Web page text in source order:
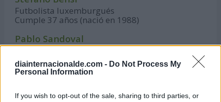
diainternacionalde.com - Do Not Process My
Personal Information
If you wish to opt-out of the sale, sharing to third parties, or
Futbolista luxemburgués
Cumple 37 años (nació en 1988)
Pablo Sandoval
Cumple 39 años (nació en 1986)
Melky Cabrera
Cumple 41 años (nació en 1984)